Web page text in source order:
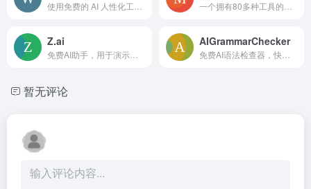
Z.ai AIGrammarChecker
暂无评论